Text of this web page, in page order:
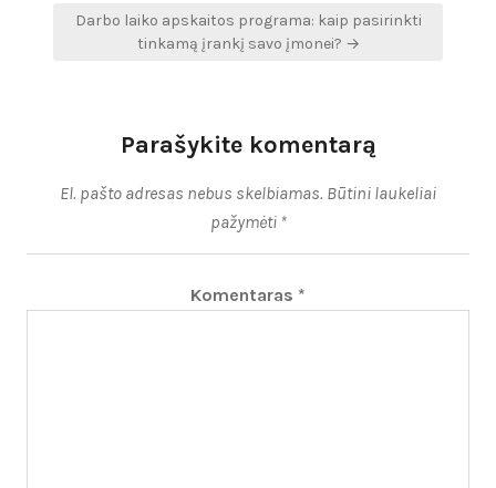
Darbo laiko apskaitos programa: kaip pasirinkti
tinkamą įrankį savo įmonei? →
Parašykite komentarą
El. pašto adresas nebus skelbiamas. Būtini laukeliai
pažymėti *
Komentaras *